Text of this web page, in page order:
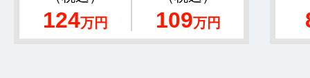
124万円 109万円